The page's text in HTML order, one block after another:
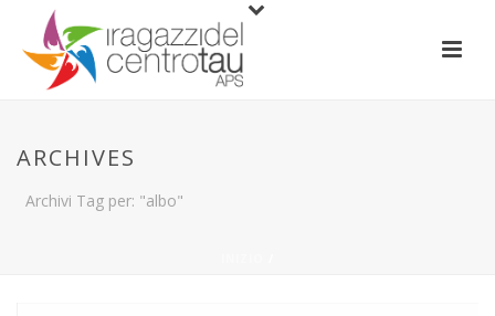
ARCHIVES
Archivi Tag per: "albo"